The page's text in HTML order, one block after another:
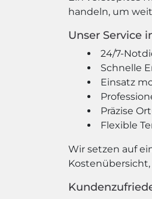
handeln, um
Unser Service
24/7-
Schnelle
Einsatz
Präzise
Flexible
Wir setzen auf